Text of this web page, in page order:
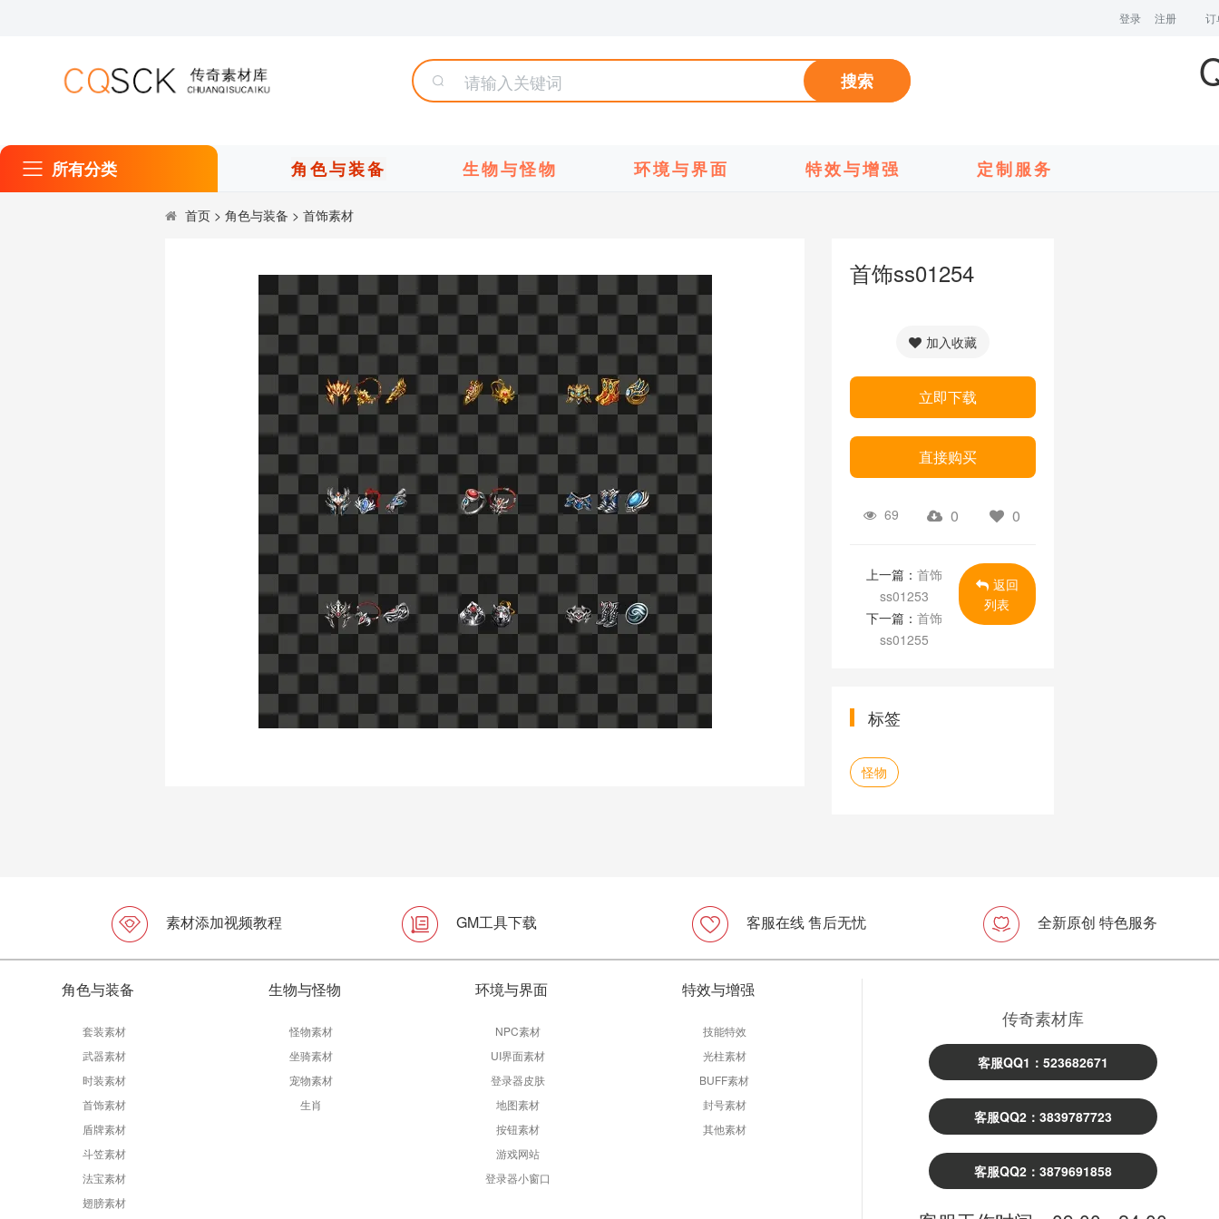
登录 注册 订
搜索
所有分类 角色与装备 生物与怪物 环境与界面 特效与增强 定制服务
首页 > 角色与装备 > 首饰素材
首饰ss01254
加入收藏
立即下载
直接购买
69 0 0
上一篇： 首饰
ss01253
下一篇： 首饰
ss01255
返回
列表
标签
怪物
素材添加视频教程 GM工具下载 客服在线 售后无忧 全新原创 特色服务
角色与装备
套装素材
武器素材
时装素材
首饰素材
盾牌素材
斗笠素材
法宝素材
翅膀素材
生物与怪物
怪物素材
坐骑素材
宠物素材
生肖
环境与界面
NPC素材
UI界面素材
登录器皮肤
地图素材
按钮素材
游戏网站
登录器小窗口
特效与增强
技能特效
光柱素材
BUFF素材
封号素材
其他素材
传奇素材库
客服QQ1：523682671
客服QQ2：3839787723
客服QQ2：3879691858